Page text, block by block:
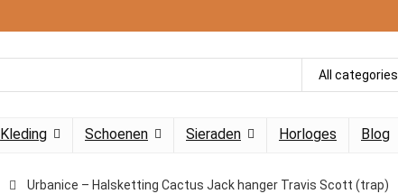
All categories
Kleding Schoenen Sieraden Horloges Blog
Urbanice – Halsketting Cactus Jack hanger Travis Scott (trap)